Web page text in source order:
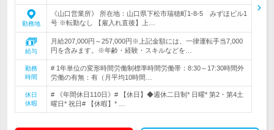
勤務地
《山口営業所》 所在地：山口県下松市瑞穂町1-8-5 みずほビル1
号 ※転勤なし 【雇入れ直後】上…
給与
月給207,000円～257,000円※上記金額には、一律運転手当7,000
円を含みます。※年齢・経験・スキルなどを…
勤務
時間
# 1年単位の変形時間労働制標準時間労働帯：8:30～17:30時間外
労働の有無：有（月平均10時間…
休日
休暇
# 《年間休日110日》# 【休日】◆週休二日制* 日曜* 第2・第4土
曜日* 祝日# 【休暇】* …